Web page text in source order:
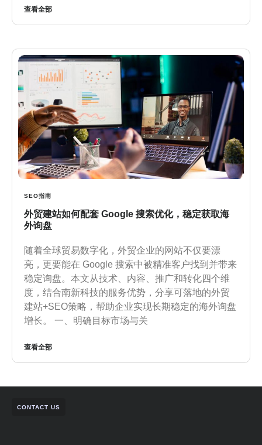
查看全部
SEO指南
外贸建站如何配套 Google 搜索优化，稳定获取海
外询盘
随着全球贸易数字化，外贸企业的网站不仅要漂
亮，更要能在 Google 搜索中被精准客户找到并带来
稳定询盘。本文从技术、内容、推广和转化四个维
度，结合南新科技的服务优势，分享可落地的外贸
建站+SEO策略，帮助企业实现长期稳定的海外询盘
增长。 一、明确目标市场与关
查看全部
CONTACT US